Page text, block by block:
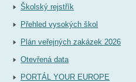
Školský rejstřík
Přehled vysokých škol
Plán veřejných zakázek 2026
Otevřená data
PORTÁL YOUR EUROPE